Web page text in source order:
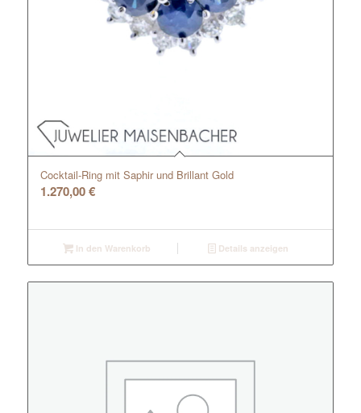
Cocktail-Ring mit Saphir und Brillant Gold
1.270,00€
In den Warenkorb Details anzeigen